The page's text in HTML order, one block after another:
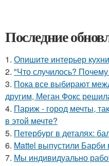
Последние
1. Опишите интерьер
2. "Что случилось?
3. Пока все выбирают
другим, Меган Фокс
4. Париж - город мечты,
в этой мечте?
5. Петербург в деталях:
6. Mattel выпустили
7. Мы индивидуально